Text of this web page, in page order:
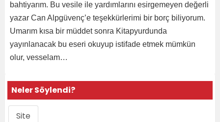
bahtiyarım. Bu vesile ile yardımlarını esirgemeyen değerli
yazar Can Alpgüvenç’e teşekkürlerimi bir borç biliyorum.
Umarım kısa bir müddet sonra Kitapyurdunda
yayınlanacak bu eseri okuyup istifade etmek mümkün
olur, vesselam…
Neler Söylendi?
Site